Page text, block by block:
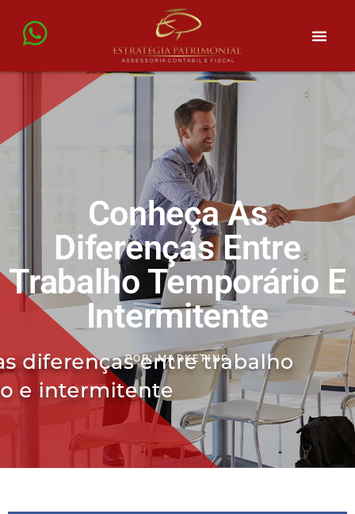
Conheça As
Diferenças Entre
Trabalho Temporário E
Intermitente
POR: MARKETING